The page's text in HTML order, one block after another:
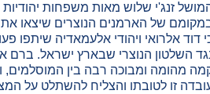
זנג'י שלוש מאות משפחות
של הארמנים הנוצרים שיצאו
דוד אלרואי ויהודי אלעמאדיה שיתפו
השלטון הנוצרי שבארץ ישראל. ברם
מהומה ומבוכה רבה בין המוסלמים,
זו לטובתו והצליח להשתלט על